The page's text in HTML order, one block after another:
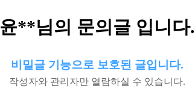
윤**님의 문의글 입니다.
비밀글 기능으로 보호된 글입니다.
작성자와 관리자만 열람하실 수 있습니다.